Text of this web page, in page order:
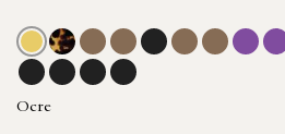
Ocre